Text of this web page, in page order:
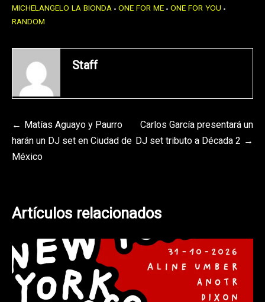
MICHELANGELO LA BIONDA ONE FOR ME ONE FOR YOU
RANDOM
Staff
Navegación
de
Matías Aguayo y Paurro
harán un DJ set en Ciudad de
México
Carlos García presentará un
DJ set tributo a Década 2
Artículos relacionados